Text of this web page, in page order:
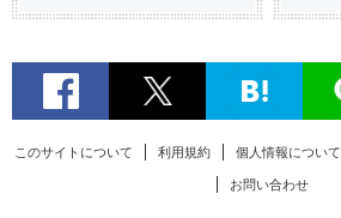
このサイトについて 利用規約 個人情報について
お問い合わせ